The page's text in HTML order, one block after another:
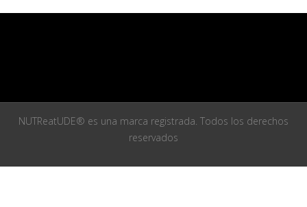
NUTReatUDE® es una marca registrada. Todos los derechos
reservados